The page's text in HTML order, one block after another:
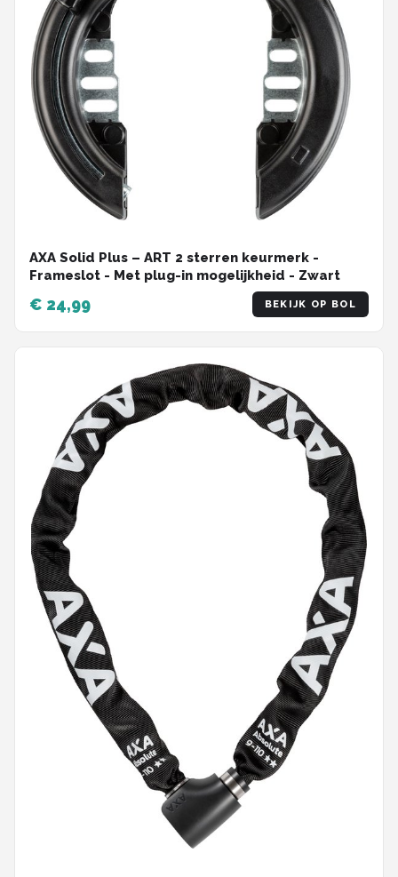
AXA Solid Plus – ART 2 sterren keurmerk -
Frameslot - Met plug-in mogelijkheid - Zwart
€ 24,99 BEKIJK OP BOL